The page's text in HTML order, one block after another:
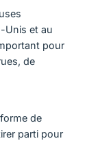
Unis et au
pour
de
de
parti pour